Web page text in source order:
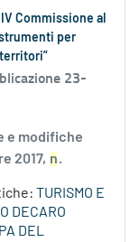
Commissione al
per
23-
e modifiche
2017, n.
TURISMO E
DECARO
DEL